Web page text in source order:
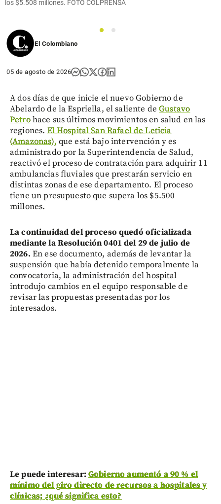
los $5.508 millones. FOTO COLPRENSA
1
2
El Colombiano
05 de agosto de 2026
A dos días de que inicie el nuevo Gobierno de
Abelardo de la Espriella, el saliente deGustavo
Petrohace sus últimos movimientos en salud en las
regiones. El Hospital San Rafael de Leticia
(Amazonas), que está bajo intervención y es
administrado por la Superintendencia de Salud,
reactivó el proceso de contratación para adquirir 11
ambulancias fluviales que prestarán servicio en
distintas zonas de ese departamento. El proceso
tiene un presupuesto que supera los $5.500
millones.
La continuidad del proceso quedó oficializada
mediante la Resolución 0401 del 29 de julio de
2026. En ese documento, además de levantar la
suspensión que había detenido temporalmente la
convocatoria, la administración del hospital
introdujo cambios en el equipo responsable de
revisar las propuestas presentadas por los
interesados.
Le puede interesar: Gobierno aumentó a 90 % el
mínimo del giro directo de recursos a hospitales y
clínicas; ¿qué significa esto?